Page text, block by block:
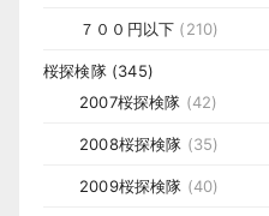
７００円以下 (210)
桜探検隊(345)
2007桜探検隊 (42)
2008桜探検隊 (35)
2009桜探検隊 (40)